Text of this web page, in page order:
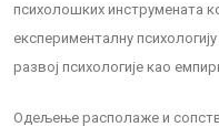
психолошких инструмената
експерименталну
развој психологије као
Одељење располаже и